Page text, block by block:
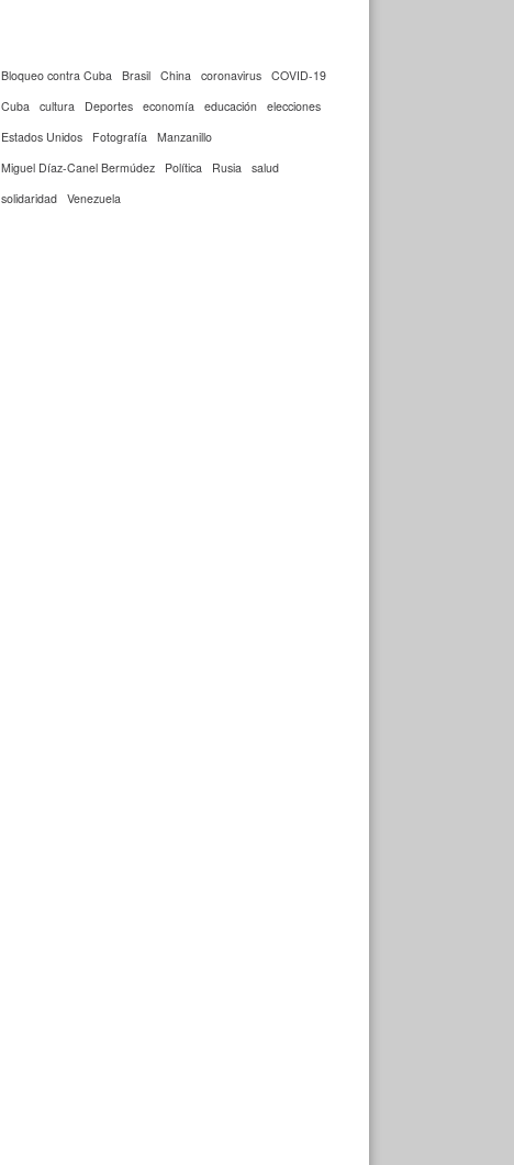
Bloqueo contra Cuba Brasil China coronavirus COVID-19
Cuba
cultura Deportes economía educación elecciones
Estados Unidos
Fotografía
Manzanillo
Miguel Díaz-Canel Bermúdez
Política Rusia
salud
solidaridad Venezuela